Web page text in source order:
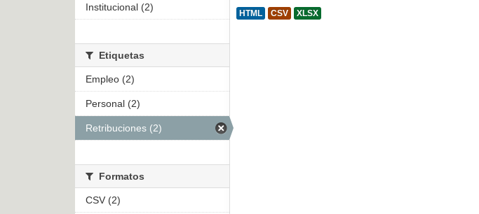
HTML CSV XLSX
Institucional (2)
Etiquetas
Empleo (2)
Personal (2)
Retribuciones (2)
Formatos
CSV (2)